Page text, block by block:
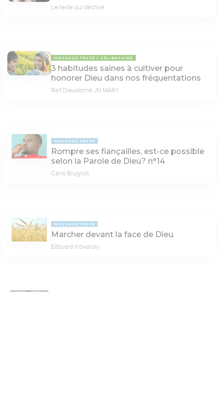
Le texte qui déchire
MESSAGE TEXTE CÉLIBATAIRE
3 habitudes saines à cultiver pour
honorer Dieu dans nos fréquentations
Ralf Dieudonné JN MARY
MESSAGE TEXTE
Rompre ses fiançailles, est-ce possible
selon la Parole de Dieu? n°14
Carlo Brugnoli
MESSAGE TEXTE
Marcher devant la face de Dieu
Edouard Kowalski